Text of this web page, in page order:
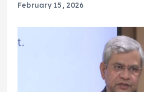
February 15, 2026